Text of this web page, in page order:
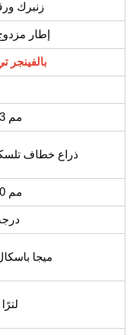
زنبرك
إطار مزدوج
بالفينجر تي
6343 مم
ذراع خطاف
1570 مم
50
31 ميجا
140 لترًا